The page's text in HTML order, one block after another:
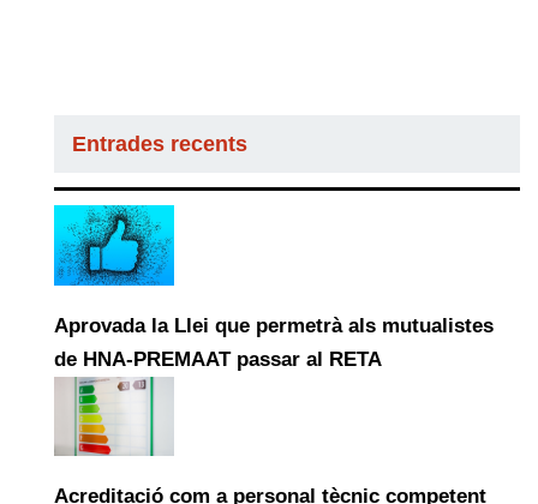
Entrades recents
Aprovada la Llei que permetrà als mutualistes
de HNA-PREMAAT passar al RETA
Acreditació com a personal tècnic competent